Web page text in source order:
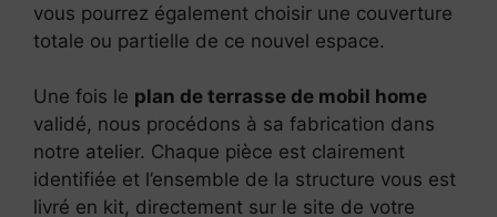
vous pourrez également choisir une couverture
totale ou partielle de ce nouvel espace.
Une fois le plan de terrasse de mobil home
validé, nous procédons à sa fabrication dans
notre atelier. Chaque pièce est clairement
identifiée et l’ensemble de la structure vous est
livré en kit, directement sur le site de votre